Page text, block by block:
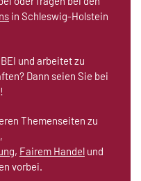
in Schleswig-Holstein
und arbeitet zu
Dann seien Sie bei
Themenseiten zu
,
, Fairem Handel und
vorbei.